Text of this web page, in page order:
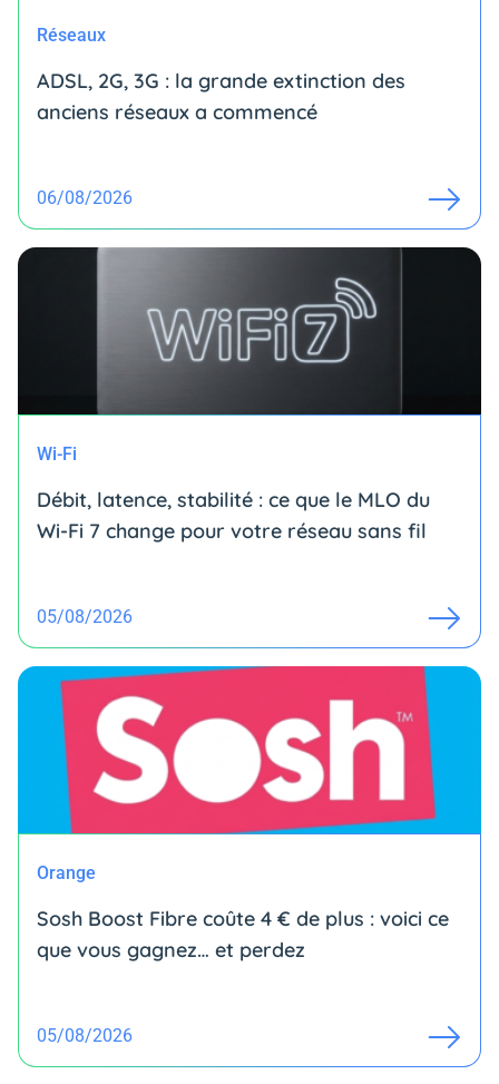
Réseaux
ADSL, 2G, 3G : la grande extinction des
anciens réseaux a commencé
06/08/2026
Wi-Fi
Débit, latence, stabilité : ce que le MLO du
Wi-Fi 7 change pour votre réseau sans fil
05/08/2026
Orange
Sosh Boost Fibre coûte 4 € de plus : voici ce
que vous gagnez… et perdez
05/08/2026